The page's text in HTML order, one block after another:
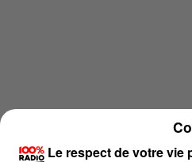
Le respect de votre vie